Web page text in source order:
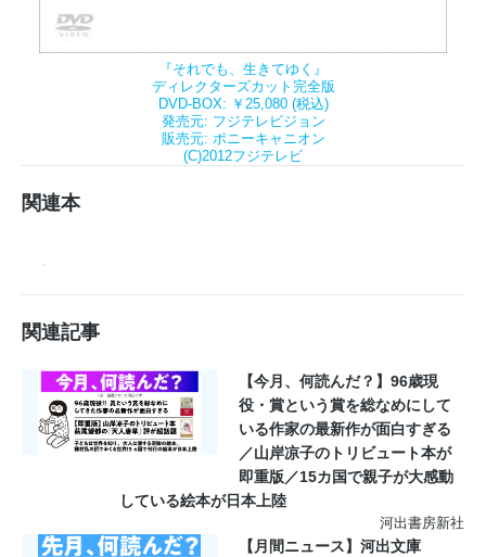
『それでも、生きてゆく』
ディレクターズカット完全版
DVD-BOX: ￥25,080 (税込)
発売元: フジテレビジョン
販売元: ポニーキャニオン
(C)2012フジテレビ
関連本
関連記事
【今月、何読んだ？】96歳現
役・賞という賞を総なめにして
いる作家の最新作が面白すぎる
／山岸凉子のトリビュート本が
即重版／15カ国で親子が大感動
している絵本が日本上陸
河出書房新社
【月間ニュース】河出文庫